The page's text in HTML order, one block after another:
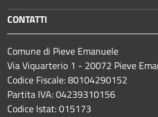
CONTATTI
Comune di Pieve Emanuele
Via Viquarterio 1 - 20072 Pieve
Codice Fiscale: 80104290152
Partita IVA: 04239310156
Codice Istat: 015173